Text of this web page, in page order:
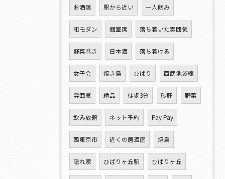
お洒落 駅から近い 一人飲み
和モダン 個室席 落ち着いた雰囲気
野菜巻き 日本酒 落ち着ける
女子会 焼き鳥 ひばり 西武池袋線
雰囲気 絶品 徒歩3分 砂肝 野菜
飲み放題 ネット予約 Pay Pay
西東京市 近くの居酒屋 焼鳥
隠れ家 ひばりヶ丘駅 ひばりヶ丘